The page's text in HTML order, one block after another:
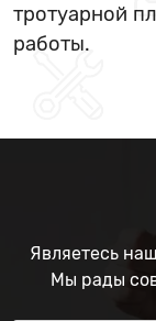
тротуарной
работы.
Являетесь
Мы рады